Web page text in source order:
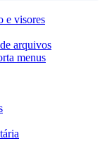
e visores
arquivos
menus